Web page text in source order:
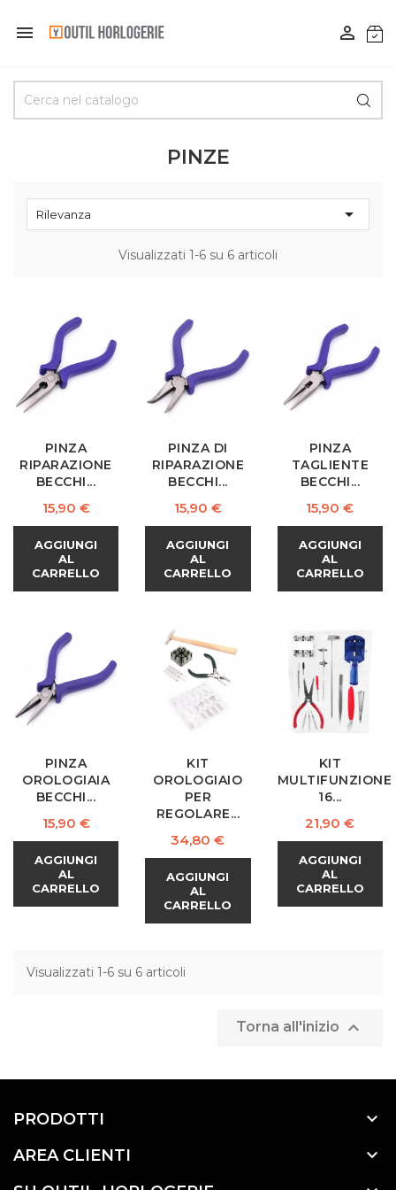
 
PINZE
Rilevanza 
Visualizzati 1-6 su 6 articoli
PINZA
RIPARAZIONE
BECCHI...
Prezzo
15,90 €
AGGIUNGI
AL
CARRELLO
PINZA DI
RIPARAZIONE
BECCHI...
Prezzo
15,90 €
AGGIUNGI
AL
CARRELLO
PINZA
TAGLIENTE
BECCHI...
Prezzo
15,90 €
AGGIUNGI
AL
CARRELLO
PINZA
OROLOGIAIA
BECCHI...
Prezzo
15,90 €
AGGIUNGI
AL
CARRELLO
KIT
OROLOGIAIO
PER
REGOLARE...
Prezzo
34,80 €
AGGIUNGI
AL
CARRELLO
KIT
MULTIFUNZIONE
16...
Prezzo
21,90 €
AGGIUNGI
AL
CARRELLO
Visualizzati 1-6 su 6 articoli
Torna all'inizio 
PRODOTTI 
AREA CLIENTI 